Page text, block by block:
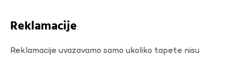
Reklamacije
Reklamacije uvazavamo samo ukoliko tapete nisu